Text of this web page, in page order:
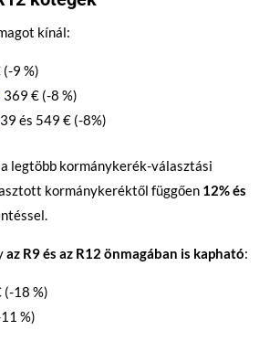
kínál:
9 %)
369 € (-8 %)
és 549 € (-8%)
legtöbb kormánykerék-választási
kormánykeréktől függően 12% és
az R9 és az R12 önmagában is kapható:
(-18 %)
%)